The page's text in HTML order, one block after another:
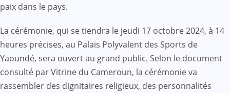
paix dans le pays.
La cérémonie, qui se tiendra le jeudi 17 octobre 2024, à 14
heures précises, au Palais Polyvalent des Sports de
Yaoundé, sera ouvert au grand public. Selon le document
consulté par Vitrine du Cameroun, la cérémonie va
rassembler des dignitaires religieux, des personnalités